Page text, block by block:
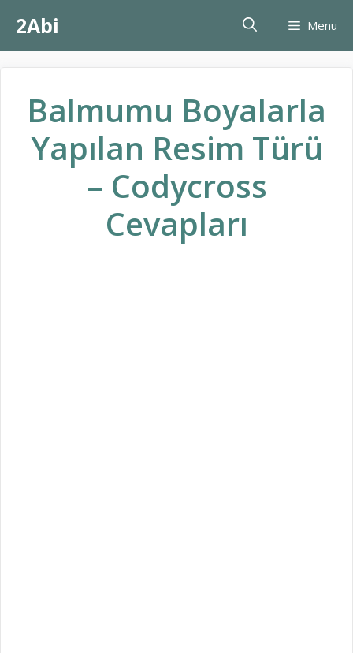
atla2Abi Menu
Balmumu Boyalarla
Yapılan Resim Türü
– Codycross
Cevapları